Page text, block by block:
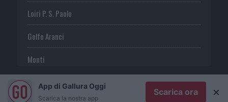
Loiri P. S. Paolo
Golfo Aranci
Monti
TeltiApp di Gallura Oggi
Scarica la nostra app
Scarica ora ×